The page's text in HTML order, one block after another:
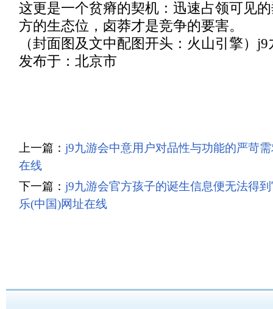
这更是一个贫瘠的契机：迅速占领可见
方的生态位，卤莽才是竞争的要害。
（封面图及文中配图开头：火山引擎）j9
发布于：北京市
上一篇： j9九游会中意用户对品性与功能的严苛
在线
下一篇： j9九游会官方孩子的诞生信息便无法得
乐(中国)网址在线